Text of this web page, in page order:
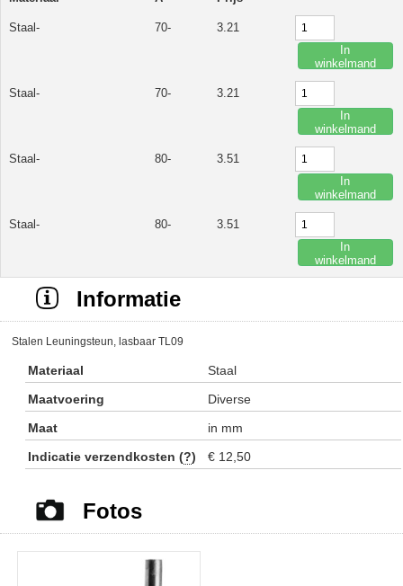
Staal- 70-
3.21
In
winkelmand
Staal- 70-
3.21
In
winkelmand
Staal- 80-
3.51
In
winkelmand
Staal- 80-
3.51
In
winkelmand
Informatie
Stalen Leuningsteun, lasbaar TL09
Materiaal
Staal
Maatvoering
Diverse
Maat
in mm
Indicatie verzendkosten (?) € 12,50
Fotos